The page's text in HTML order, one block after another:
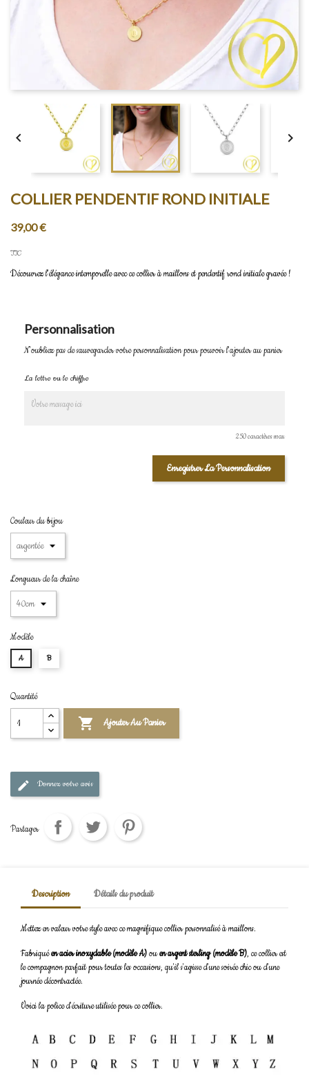
 
COLLIER PENDENTIF ROND INITIALE
39,00 €
TTC
Découvrez l'élégance intemporelle avec ce collier à maillons et pendentif rond initiale gravée !
Personnalisation
N'oubliez pas de sauvegarder votre personnalisation pour pouvoir l'ajouter au panier
La lettre ou le chiffre
250 caractères max
Enregistrer La Personnalisation
Couleur du bijou
Longueur de la chaîne
Modèle
A B
Quantité
 Ajouter Au Panier
Donnez votre avis
Partager
Description Détails du produit
Mettez en valeur votre style avec ce magnifique collier personnalisé à maillons.
Fabriquéen acier inoxydable (modèle A)ouen argent sterling (modèle B), ce collier est
le compagnon parfait pour toutes les occasions, qu'il s'agisse d'une soirée chic ou d'une
journée décontractée.
Voici la police d'écriture utilisée pour ce collier.